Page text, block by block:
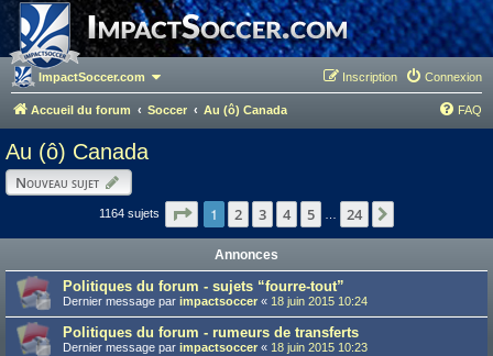
ImpactSoccer.com Connexion
Inscription
Accueil du forum Soccer Au (ô) Canada FAQ
Au (ô) Canada
Nouveau sujet
1164 sujets Page sur 24
1 2 3 4 5 24
Annonces
Politiques du forum - sujets “fourre-tout”
Dernier message par impactsoccer « 18 juin 2015 10:24
Politiques du forum - rumeurs de transferts
Dernier message par impactsoccer « 18 juin 2015 10:23